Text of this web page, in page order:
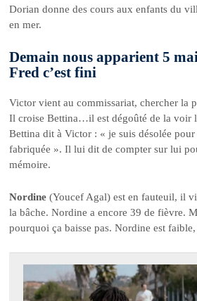
Dorian donne des cours aux enfants du
en mer.
Demain nous apparient 5
Fred c’est fini
Victor vient au commissariat, chercher la
Il croise Bettina…il est dégoûté de la voir
Bettina dit à Victor : « je suis désolée
fabriquée ». Il lui dit de compter sur lui
mémoire.
Nordine (Youcef Agal) est en fauteuil, il
la bâche. Nordine a encore 39 de fièvre.
pourquoi ça baisse pas. Nordine est faible,